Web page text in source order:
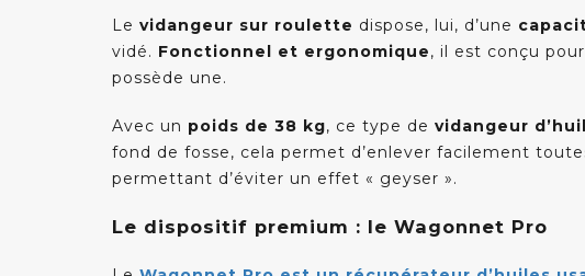
Le vidangeur sur roulette dispose, lui, d’une
vidé. Fonctionnel et ergonomique, il est conçu
possède une.
Avec un poids de 38 kg, ce type de vidangeur
fond de fosse, cela permet d’enlever facilement
permettant d’éviter un effet « geyser ».
Le dispositif premium : le Wagonnet Pro